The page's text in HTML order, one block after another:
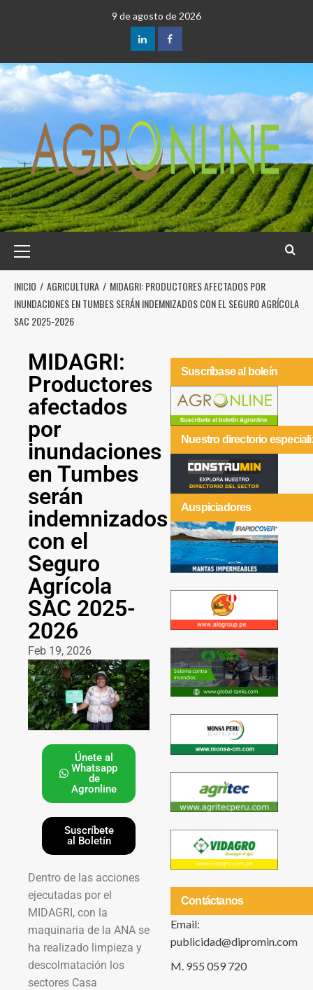
9 de agosto de 2026
INICIO AGRICULTURA
MIDAGRI: PRODUCTORES AFECTADOS POR
INUNDACIONES EN TUMBES SERÁN INDEMNIZADOS CON EL SEGURO AGRÍCOLA
SAC 2025-2026
MIDAGRI:
Productores
afectados
por
inundaciones
en Tumbes
serán
indemnizados
con el
Seguro
Agrícola
SAC 2025-
2026
Feb 19, 2026
Únete al
Whatsapp
de
Agronline
Suscríbete
al Boletín
Dentro de las acciones
ejecutadas por el
MIDAGRI, con la
maquinaria de la ANA se
ha realizado limpieza y
descolmatación los
sectores Casa
Suscríbase al boleín
Nuestro directorio
Auspiciadores
Contáctanos
Email:
publicidad@dipromin.com
M. 955 059 720